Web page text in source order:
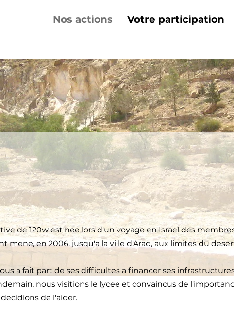
Nos actions Votre participation
de 120w est nee lors d'un voyage en Israel des
mene, en 2006, jusqu'a la ville d'Arad, aux limites du
a fait part de ses difficultes a financer ses
nous visitions le lycee et convaincus de
de l'aider.